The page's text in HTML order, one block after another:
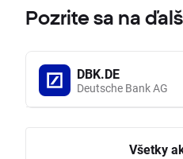
Pozrite sa na
DBK.DE
Deutsche Bank AG
Všetky